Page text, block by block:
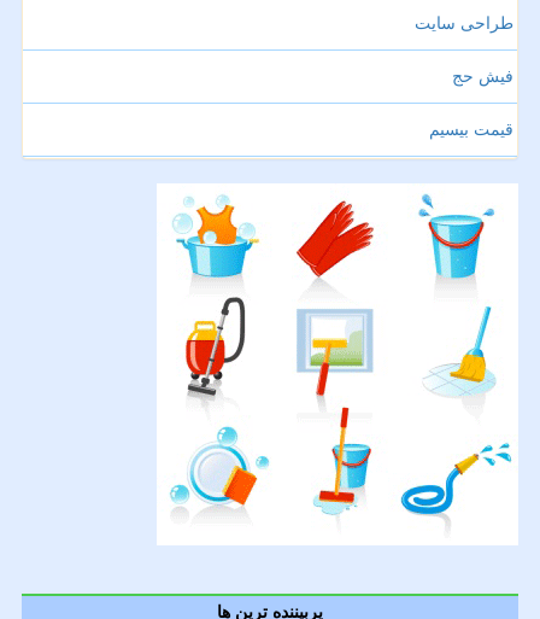
طراحی سایت
فیش حج
قیمت بیسیم
پربیننده ترین ها